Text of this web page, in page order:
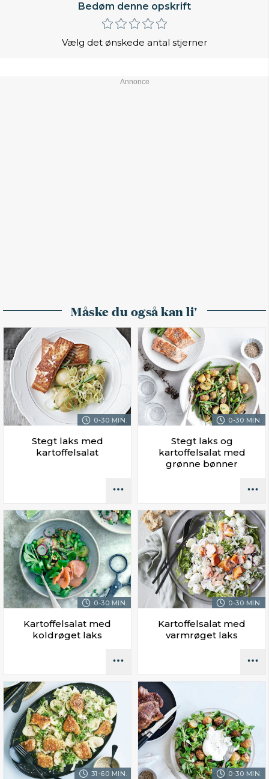
Bedøm denne opskrift
Vælg det ønskede antal stjerner
Måske du også kan li'
0-30 MIN.
Stegt laks med
kartoffelsalat
0-30 MIN.
Stegt laks og
kartoffelsalat med
grønne bønner
0-30 MIN.
Kartoffelsalat med
koldrøget laks
0-30 MIN.
Kartoffelsalat med
varmrøget laks
31-60 MIN. 0-30 MIN.